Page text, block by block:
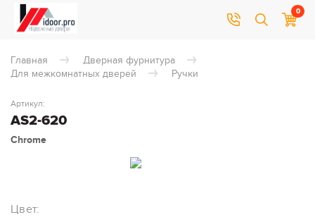
0
Главная
Дверная фурнитура
Для межкомнатных дверей
Ручки
AS2-620
Артикул:
Chrome
Цвет: